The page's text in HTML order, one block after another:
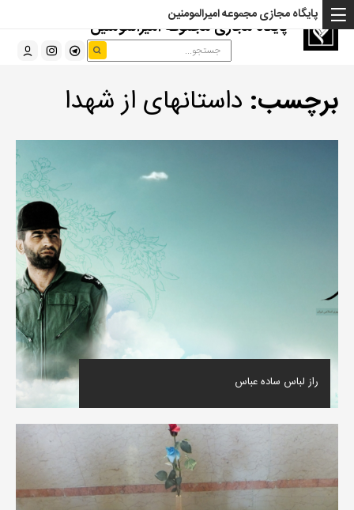
پایگاه مجازی مجموعه امیرالمومنین
پایگاه مجازی مجموعه امیرالمومنین
برچسب: داستانهای از شهدا
راز لباس ساده عباس